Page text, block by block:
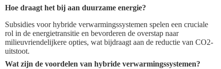
Hoe draagt het bij aan duurzame energie?
Subsidies voor hybride verwarmingssystemen spelen een cruciale
rol in de energietransitie en bevorderen de overstap naar
milieuvriendelijkere opties, wat bijdraagt aan de reductie van CO2-
uitstoot.
Wat zijn de voordelen van hybride verwarmingssystemen?